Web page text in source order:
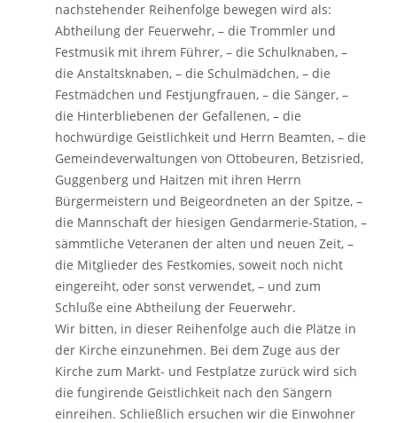
nachstehender Reihenfolge bewegen wird als:
Abtheilung der Feuerwehr, – die Trommler und
Festmusik mit ihrem Führer, – die Schulknaben, –
die Anstaltsknaben, – die Schulmädchen, – die
Festmädchen und Festjungfrauen, – die Sänger, –
die Hinterbliebenen der Gefallenen, – die
hochwürdige Geistlichkeit und Herrn Beamten, – die
Gemeindeverwaltungen von Ottobeuren, Betzisried,
Guggenberg und Haitzen mit ihren Herrn
Bürgermeistern und Beigeordneten an der Spitze, –
die Mannschaft der hiesigen Gendarmerie-Station, –
sämmtliche Veteranen der alten und neuen Zeit, –
die Mitglieder des Festkomies, soweit noch nicht
eingereiht, oder sonst verwendet, – und zum
Schluße eine Abtheilung der Feuerwehr.
Wir bitten, in dieser Reihenfolge auch die Plätze in
der Kirche einzunehmen. Bei dem Zuge aus der
Kirche zum Markt- und Festplatze zurück wird sich
die fungirende Geistlichkeit nach den Sängern
einreihen. Schließlich ersuchen wir die Einwohner